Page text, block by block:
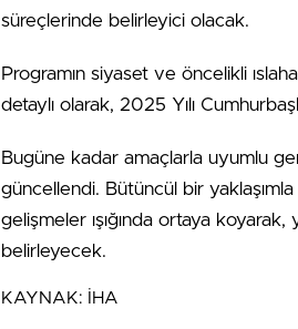
süreçlerinde belirleyici olacak.
Programın siyaset ve öncelikli
detaylı olarak, 2025 Yılı
Bugüne kadar amaçlarla uyumlu
güncellendi. Bütüncül bir
gelişmeler ışığında ortaya koyarak,
belirleyecek.
KAYNAK: İHA